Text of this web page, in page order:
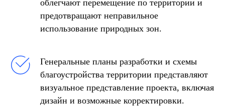
облегчают перемещение по территории и
предотвращают неправильное
использование природных зон.
Генеральные планы разработки и схемы
благоустройства территории представляют
визуальное представление проекта, включая
дизайн и возможные корректировки.